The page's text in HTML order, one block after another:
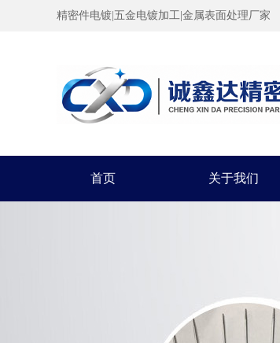
精密件电镀|五金电镀加工|金属表面处理厂家
首页 关于我们